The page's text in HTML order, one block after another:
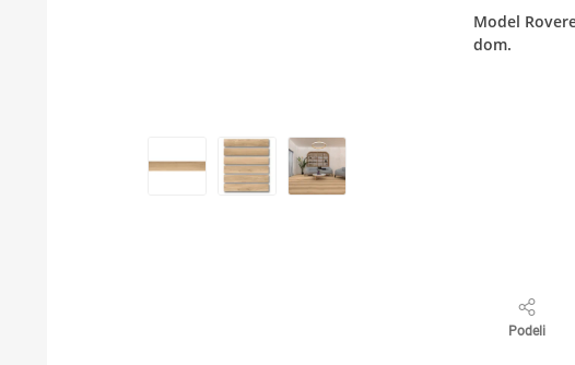
ALATI ZA KERAMIKU
Model
dom.
Podeli